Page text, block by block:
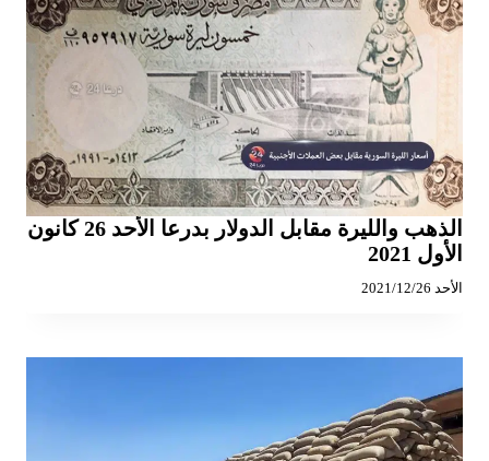
الذهب والليرة مقابل الدولار بدرعا الأحد 26 كانون
الأول 2021
الأحد 2021/12/26